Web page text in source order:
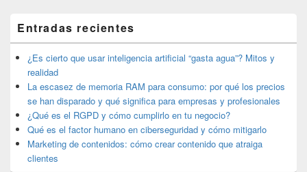
de
widget
barra
lateral
primaria
Entradas recientes
¿Es cierto que usar inteligencia artificial “gasta agua”? Mitos y
realidad
La escasez de memoria RAM para consumo: por qué los precios
se han disparado y qué significa para empresas y profesionales
¿Qué es el RGPD y cómo cumplirlo en tu negocio?
Qué es el factor humano en ciberseguridad y cómo mitigarlo
Marketing de contenidos: cómo crear contenido que atraiga
clientes